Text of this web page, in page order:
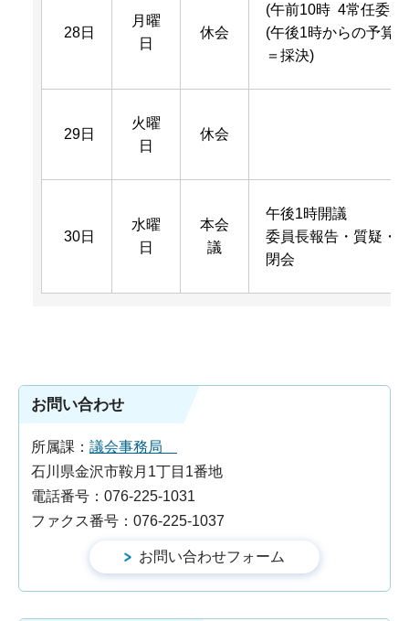
28日
月曜
日
休会
(午前10時 4常任委員
(午後1時からの予算
＝採決)
29日
火曜
日
休会
30日
水曜
日
本会
議
午後1時開議
委員長報告・質疑・
閉会
お問い合わせ
所属課： 議会事務局
石川県金沢市鞍月1丁目1番地
電話番号：076-225-1031
ファクス番号：076-225-1037